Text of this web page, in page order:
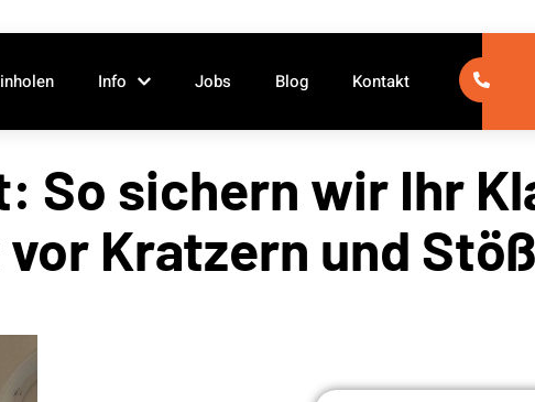
Info Jobs Blog Kontakt
So sichern wir Ihr
Kratzern und